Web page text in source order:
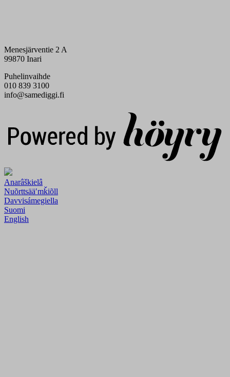
Menesjärventie 2 A
99870 Inari
Puhelinvaihde
010 839 3100
info@samediggi.fi
Anarâškielâ
Nuõrttsääʹmǩiõll
Davvisámegiella
Suomi
English